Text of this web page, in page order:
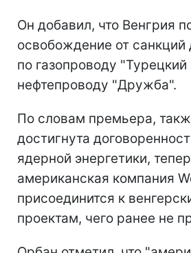
Он добавил, что Венгрия
освобождение от санкций
по газопроводу "Турецкий
нефтепроводу "Дружба".
По словам премьера,
достигнута
ядерной энергетики,
американская компания
присоединится к
проектам, чего ранее не